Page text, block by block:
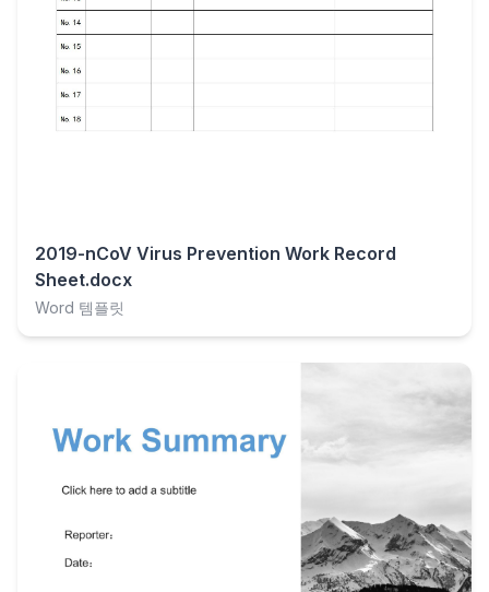
2019-nCoV Virus Prevention Work Record
Sheet.docx
Word 템플릿